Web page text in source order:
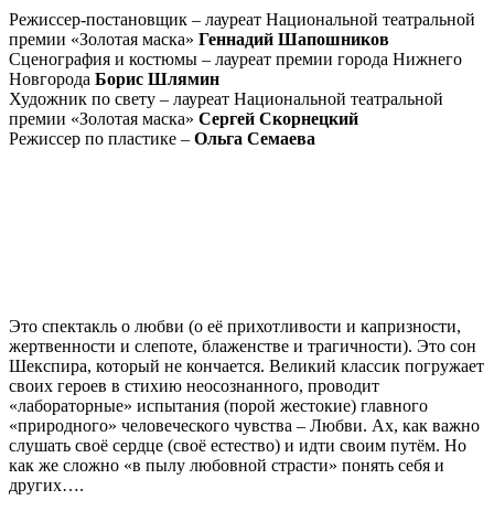
Режиссер-постановщик – лауреат Национальной театральной
премии «Золотая маска» Геннадий Шапошников
Сценография и костюмы – лауреат премии города Нижнего
Новгорода Борис Шлямин
Художник по свету – лауреат Национальной театральной
премии «Золотая маска» Сергей Скорнецкий
Режиссер по пластике – Ольга Семаева
Это спектакль о любви (о её прихотливости и капризности,
жертвенности и слепоте, блаженстве и трагичности). Это сон
Шекспира, который не кончается. Великий классик погружает
своих героев в стихию неосознанного, проводит
«лабораторные» испытания (порой жестокие) главного
«природного» человеческого чувства – Любви. Ах, как важно
слушать своё сердце (своё естество) и идти своим путём. Но
как же сложно «в пылу любовной страсти» понять себя и
других….